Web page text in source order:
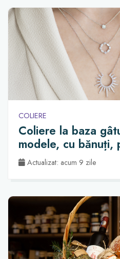
COLIERE
Coliere la baza
modele, cu bănuți,
Actualizat: acum 9 zile